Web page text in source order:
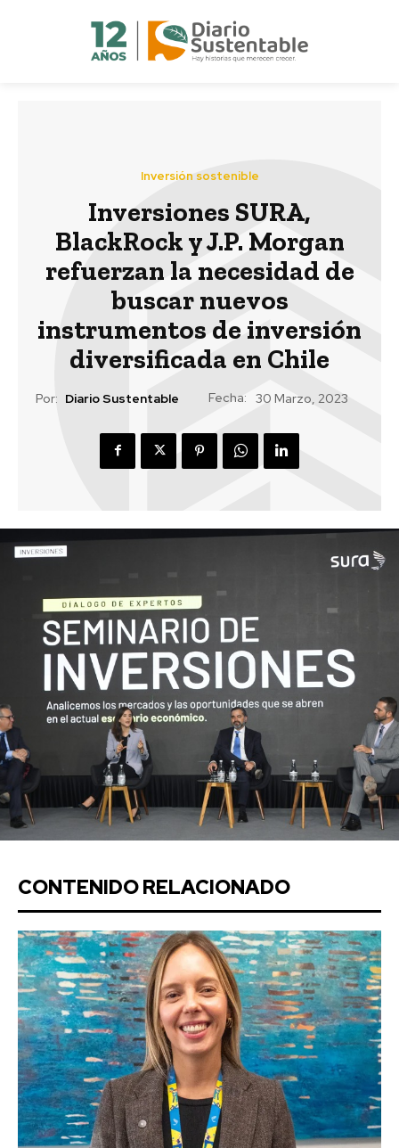
Inversión sostenible
Inversiones SURA,
BlackRock y J.P. Morgan
refuerzan la necesidad de
buscar nuevos
instrumentos de inversión
diversificada en Chile
Por: Diario Sustentable Fecha: 30 Marzo, 2023
CONTENIDO RELACIONADO